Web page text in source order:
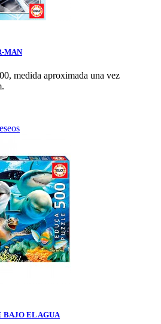
MAN
medida aproximada una vez
BAJO EL AGUA